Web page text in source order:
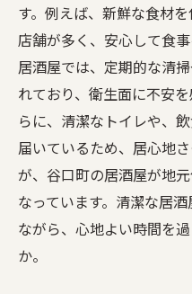
清潔な居酒屋で
名古屋市千種区で訪
清潔感が自慢の
名古屋市千種区
屋
千種区で見つけ
名古屋市千種区
清潔感を重視し
す。例えば、新鮮な食材
店舗が多く、安心して食
居酒屋では、定期的な清
れており、衛生面に不安
らに、清潔なトイレや、
届いているため、居心地
が、谷口町の居酒屋が地
なっています。清潔な居
ながら、心地よい時間を
か。